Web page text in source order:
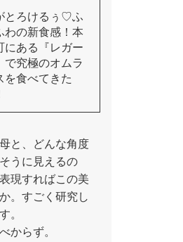
とろけるぅ♡ふ
わの新食感！本
にある『レガー
で究極のオムラ
を食べてきた
と、どんな角度
うに見えるの
現すればこの美
。すごく研究し
。
からず。